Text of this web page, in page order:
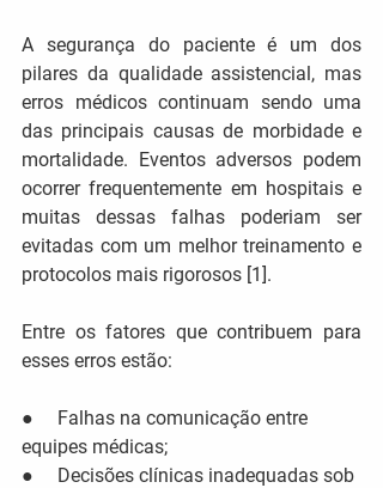
A segurança do paciente é um dos
pilares da qualidade assistencial, mas
erros médicos continuam sendo uma
das principais causas de morbidade e
mortalidade. Eventos adversos podem
ocorrer frequentemente em hospitais e
muitas dessas falhas poderiam ser
evitadas com um melhor treinamento e
protocolos mais rigorosos [1]​.
Entre os fatores que contribuem para
esses erros estão:
●     Falhas na comunicação entre
equipes médicas;
●     Decisões clínicas inadequadas sob